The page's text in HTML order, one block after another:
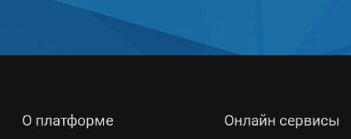
О платформе Онлайн сервисы